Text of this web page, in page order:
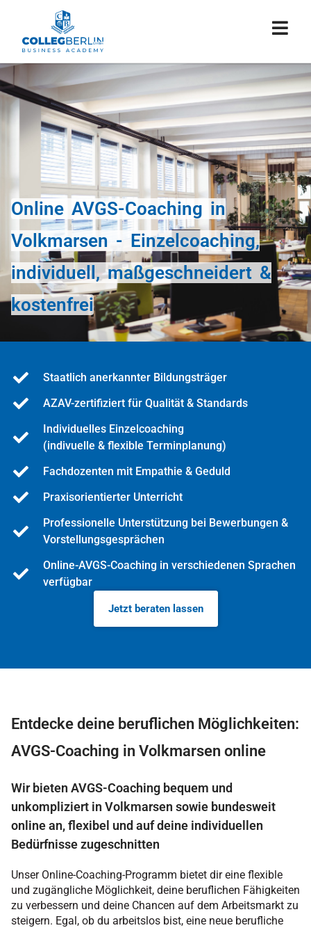
Online AVGS-Coaching in
Volkmarsen - Einzelcoaching,
individuell, maßgeschneidert &
kostenfrei
Staatlich anerkannter Bildungsträger
AZAV-zertifiziert für Qualität & Standards
Individuelles Einzelcoaching
(indivuelle & flexible Terminplanung)
Fachdozenten mit Empathie & Geduld
Praxisorientierter Unterricht
Professionelle Unterstützung bei Bewerbungen &
Vorstellungsgesprächen
Online-AVGS-Coaching in verschiedenen Sprachen
verfügbar
Jetzt beraten lassen
Entdecke deine beruflichen Möglichkeiten:
AVGS-Coaching in Volkmarsen online
Wir bieten AVGS-Coaching bequem und
unkompliziert in Volkmarsen sowie bundesweit
online an, flexibel und auf deine individuellen
Bedürfnisse zugeschnitten
Unser Online-Coaching-Programm bietet dir eine flexible
und zugängliche Möglichkeit, deine beruflichen Fähigkeiten
zu verbessern und deine Chancen auf dem Arbeitsmarkt zu
steigern. Egal, ob du arbeitslos bist, eine neue berufliche